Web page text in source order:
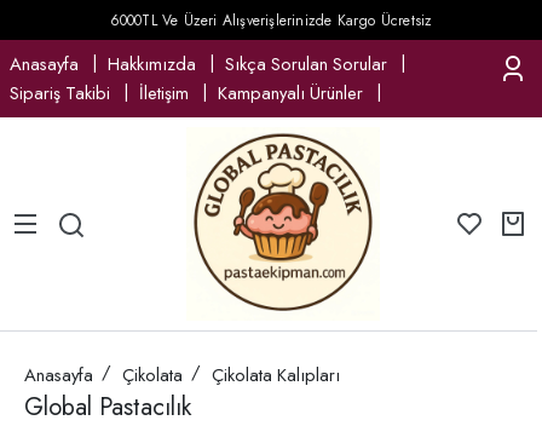
6000TL Ve Üzeri Alışverişlerinizde Kargo Ücretsiz
Anasayfa Hakkımızda
Sıkça Sorulan Sorular
Sipariş Takibi
İletişim Kampanyalı Ürünler
Anasayfa Çikolata Çikolata Kalıpları
Global Pastacılık